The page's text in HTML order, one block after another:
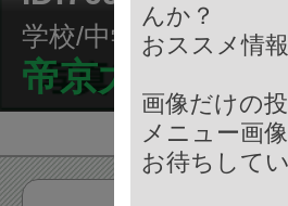
学校/中学校
帝京大学中学校
んか？
おススメ情
画像だけの
メニュー画
お待ちしてい